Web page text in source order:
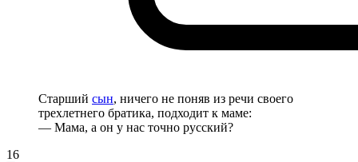
Старший сын, ничего не поняв из речи своего
трехлетнего братика, подходит к маме:
— Мама, а он у нас точно русский?
16